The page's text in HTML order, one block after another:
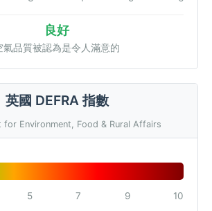
良好
氣品質被認為是令人滿意的
英國 DEFRA 指數
for Environment, Food & Rural Affairs
5 7 9 10